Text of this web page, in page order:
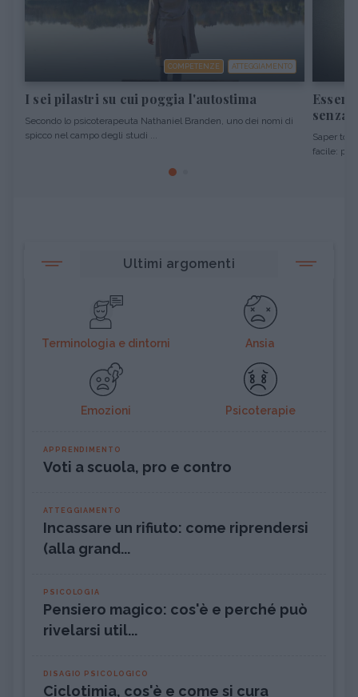
COMPETENZE ATTEGGIAMENTO
I sei pilastri su cui poggia l'autostima
Secondo lo psicoterapeuta Nathaniel Branden, uno dei nomi di
spicco nel campo degli studi ...
senza
Saper
facile: per
Ultimi argomenti
Terminologia e dintorni Ansia
Emozioni Psicoterapie
APPRENDIMENTO
Voti a scuola, pro e contro
ATTEGGIAMENTO
Incassare un rifiuto: come riprendersi
(alla grand...
PSICOLOGIA
Pensiero magico: cos'è e perché può
rivelarsi util...
DISAGIO PSICOLOGICO
Ciclotimia, cos'è e come si cura